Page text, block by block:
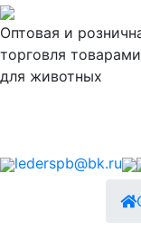
Оптовая и
торговля товарами
для животных
lederspb@bk.ru